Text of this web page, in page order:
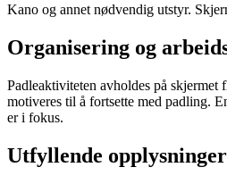
Kano og annet nødvendig utstyr.
Organisering og
Padleaktiviteten avholdes på skjermet
motiveres til å fortsette med padling.
er i fokus.
Utfyllende opplysninger